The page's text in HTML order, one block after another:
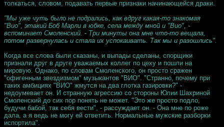
толкаться, словом, подавать первые признаки начинающейся драки.
"Мы уже чуть было не подрались, как вдруг какая-то знакомая
"Вио", этакий Боб Марли в юбке, села между мной и "Вио", -
вспоминает Смоленский. - Три минуты она мне что-то вещала,
потом развернулась и стала их успокаивать. Так мы и разошлись".
Когда все слова были сказаны, и выпады сделаны, спорщики
признали друг в друге уважаемых коллег по цеху и пошли на
мировую. Однако, по словам Смоленского, он просто сражен
"офигенным звездизмом" музыкантов "ВИО". "Странно, почему при
таких амбициях "ВИО" жмутся на два глотка газировки?" -
недоумевает он. И странную агрессию со стороны Юлии Шахриной
Смоленский до сих пор понять не может. "Это же просто подло,
будучи бабой, так себя вести", - рассуждает он. - Она мне по роже
дала, а я ведь не могу ей ответить. Нормальные мужские разборки
испортила".